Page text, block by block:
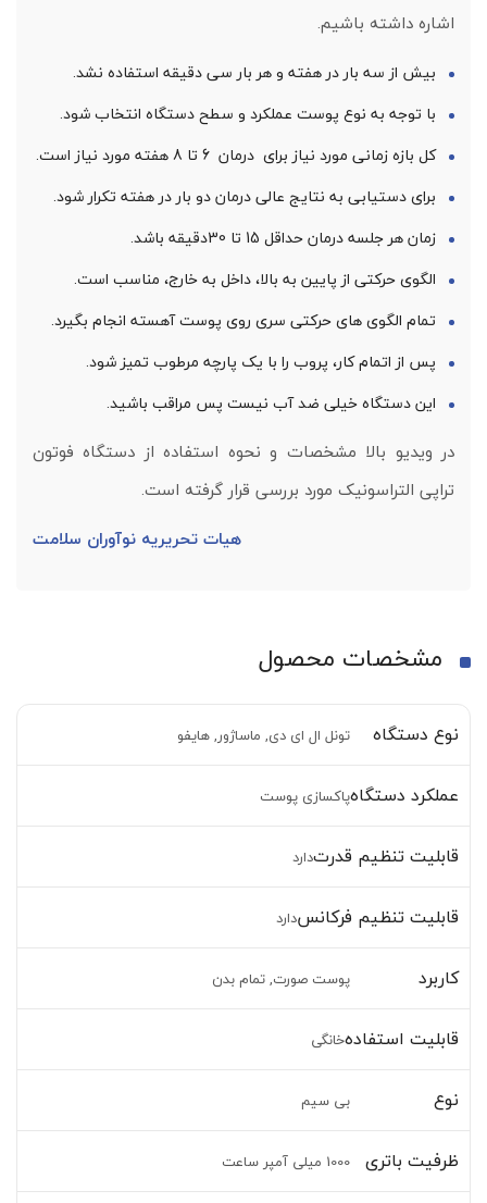
اشاره داشته باشیم.
بیش از سه بار در هفته و هر بار سی دقیقه استفاده نشد.
با توجه به نوع پوست عملکرد و سطح دستگاه انتخاب شود.
کل بازه زمانی مورد نیاز برای درمان 6 تا 8 هفته مورد نیاز است.
برای دستیابی به نتایج عالی درمان دو بار در هفته تکرار شود.
زمان هر جلسه درمان حداقل 15 تا 30دقیقه باشد.
الگوی حرکتی از پایین به بالا، داخل به خارج، مناسب است.
تمام الگوی های حرکتی سری روی پوست آهسته انجام بگیرد.
پس از اتمام کار، پروب را با یک پارچه مرطوب تمیز شود.
این دستگاه خیلی ضد آب نیست پس مراقب باشید.
در ویدیو بالا مشخصات و نحوه استفاده از دستگاه فوتون
تراپی التراسونیک مورد بررسی قرار گرفته است.
هیات تحریریه نوآوران سلامت
مشخصات محصول
نوع دستگاه تونل ال ای دی, ماساژور, هایفو
عملکرد دستگاهپاکسازی پوست
قابلیت تنظیم قدرتدارد
قابلیت تنظیم فرکانسدارد
کاربرد پوست صورت, تمام بدن
قابلیت استفادهخانگی
نوع بی سیم
ظرفیت باتری 1000 میلی آمپر ساعت